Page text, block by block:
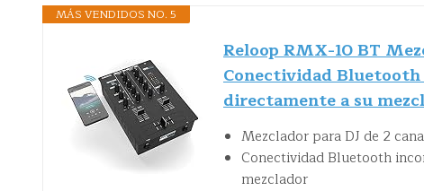
MÁS VENDIDOS NO. 5
Reloop RMX-10 BT
Conectividad
directamente a su
Mezclador para DJ de 2
Conectividad Bluetooth
mezclador